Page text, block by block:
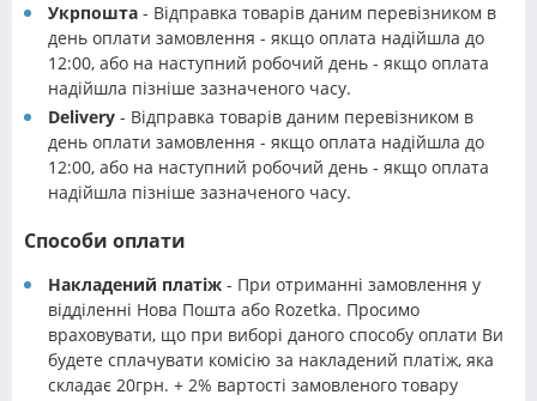
Укрпошта - Відправка товарів даним перевізником в
день оплати замовлення - якщо оплата надійшла до
12:00, або на наступний робочий день - якщо оплата
надійшла пізніше зазначеного часу.
Delivery - Відправка товарів даним перевізником в
день оплати замовлення - якщо оплата надійшла до
12:00, або на наступний робочий день - якщо оплата
надійшла пізніше зазначеного часу.
Способи оплати
Накладений платіж - При отриманні замовлення у
відділенні Нова Пошта або Rozetka. Просимо
враховувати, що при виборі даного способу оплати Ви
будете сплачувати комісію за накладений платіж, яка
складає 20грн. + 2% вартості замовленого товару